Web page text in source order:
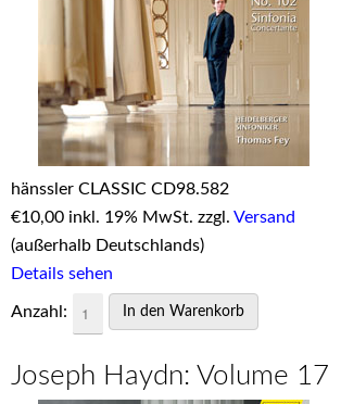
hänssler CLASSIC CD98.582
€10,00 inkl. 19% MwSt. zzgl. Versand
(außerhalb Deutschlands)
Details sehen
Anzahl:
Joseph Haydn: Volume 17